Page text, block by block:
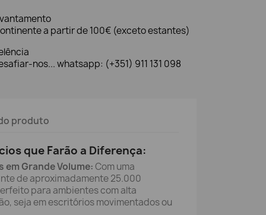
a partir de 100€ (exceto estantes)
nos... whatsapp: (+351) 911 131 098
produto
que Farão a Diferença:
Grande Volume:Com uma
de aproximadamente 25.000
para ambientes com alta
seja em escritórios movimentados ou